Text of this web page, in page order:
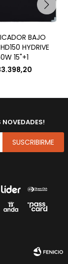
BAJO
HYDRIVE
15"+1
NOVEDADES!
SUSCRIBIRME